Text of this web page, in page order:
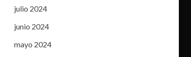
julio 2024
junio 2024
mayo 2024